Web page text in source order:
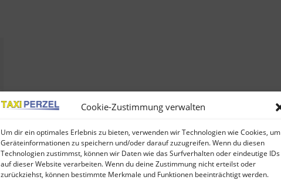
Cookie-Zustimmung verwalten
Um dir ein optimales Erlebnis zu bieten, verwenden wir Technologien wie Cookies, um
Geräteinformationen zu speichern und/oder darauf zuzugreifen. Wenn du diesen
Technologien zustimmst, können wir Daten wie das Surfverhalten oder eindeutige IDs
auf dieser Website verarbeiten. Wenn du deine Zustimmung nicht erteilst oder
zurückziehst, können bestimmte Merkmale und Funktionen beeinträchtigt werden.